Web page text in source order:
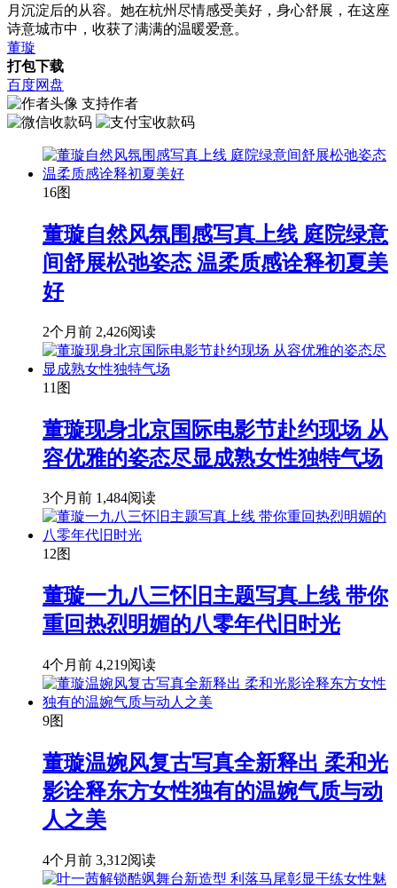
月沉淀后的从容。她在杭州尽情感受美好，身心舒展，在这座
诗意城市中，收获了满满的温暖爱意。
董璇
打包下载
百度网盘
支持作者
16图
董璇自然风氛围感写真上线 庭院绿意
间舒展松弛姿态 温柔质感诠释初夏美
好
2个月前 2,426阅读
11图
董璇现身北京国际电影节赴约现场 从
容优雅的姿态尽显成熟女性独特气场
3个月前 1,484阅读
12图
董璇一九八三怀旧主题写真上线 带你
重回热烈明媚的八零年代旧时光
4个月前 4,219阅读
9图
董璇温婉风复古写真全新释出 柔和光
影诠释东方女性独有的温婉气质与动
人之美
4个月前 3,312阅读